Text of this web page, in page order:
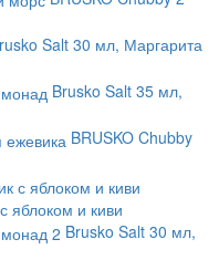
Salt 30 мл, Маргарита
Brusko Salt 35 мл,
BRUSKO Chubby
яблоком и киви
Brusko Salt 30 мл,